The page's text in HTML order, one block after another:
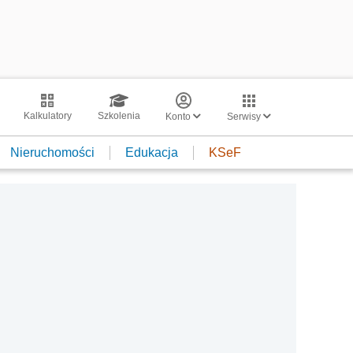
Kalkulatory Szkolenia Konto Serwisy
Nieruchomości Edukacja KSeF